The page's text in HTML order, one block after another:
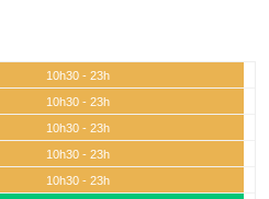
10h30 - 23h
10h30 - 23h
10h30 - 23h
10h30 - 23h
10h30 - 23h